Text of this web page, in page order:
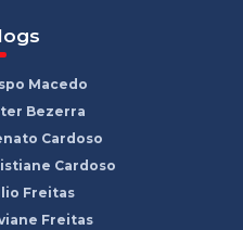
Macedo
Bezerra
Cardoso
Cardoso
Freitas
Freitas